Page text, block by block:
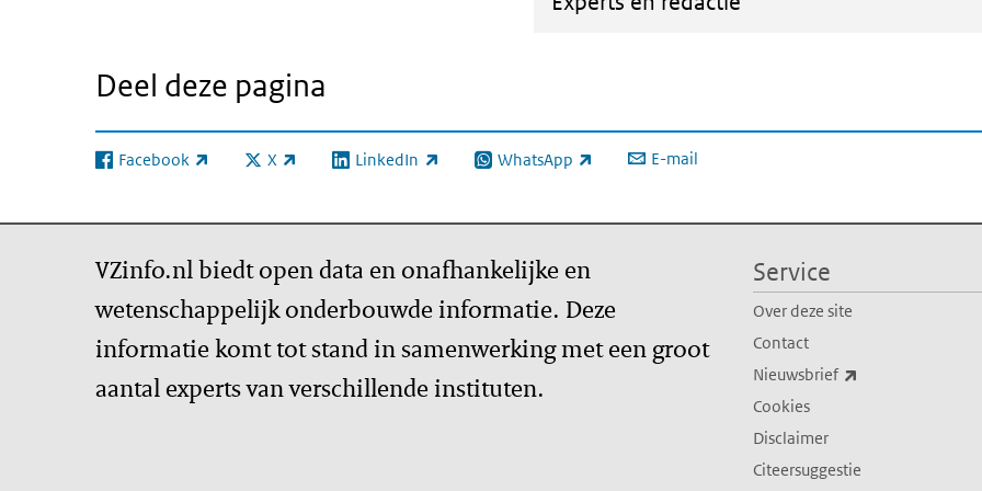
Deel deze pagina
Facebook
(externe link) X
(externe link) LinkedIn
(externe link) WhatsApp
(externe link) E-mail
VZinfo.nl biedt open data en onafhankelijke en
wetenschappelijk onderbouwde informatie. Deze
informatie komt tot stand in samenwerking met een groot
aantal experts van verschillende instituten.
Service
Over deze site
Contact
Nieuwsbrief
Cookies
Disclaimer
Citeersuggestie